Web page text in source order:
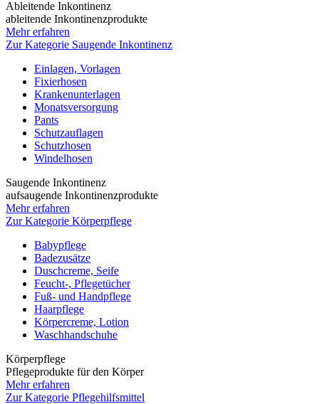
Ableitende Inkontinenz
ableitende Inkontinenzprodukte
Mehr erfahren
Zur Kategorie Saugende Inkontinenz
Einlagen, Vorlagen
Fixierhosen
Krankenunterlagen
Monatsversorgung
Pants
Schutzauflagen
Schutzhosen
Windelhosen
Saugende Inkontinenz
aufsaugende Inkontinenzprodukte
Mehr erfahren
Zur Kategorie Körperpflege
Babypflege
Badezusätze
Duschcreme, Seife
Feucht-, Pflegetücher
Fuß- und Handpflege
Haarpflege
Körpercreme, Lotion
Waschhandschuhe
Körperpflege
Pflegeprodukte für den Körper
Mehr erfahren
Zur Kategorie Pflegehilfsmittel